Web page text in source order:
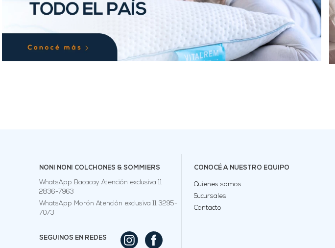
NONI NONI COLCHONES & SOMMIERS
WhatsApp Bacacay Atención exclusiva 11
2836-7963
WhatsApp Morón Atención exclusiva 11 3295-
7073
SEGUINOS EN REDES
CONOCÉ A NUESTRO EQUIPO
Quienes somos
Sucursales
Contacto